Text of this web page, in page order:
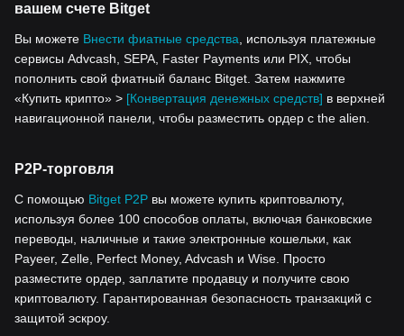
вашем счете Bitget
Вы можете Внести фиатные средства, используя платежные
сервисы Advcash, SEPA, Faster Payments или PIX, чтобы
пополнить свой фиатный баланс Bitget. Затем нажмите
«Купить крипто» > [Конвертация денежных средств] в верхней
навигационной панели, чтобы разместить ордер с the alien.
P2P-торговля
С помощью Bitget P2P вы можете купить криптовалюту,
используя более 100 способов оплаты, включая банковские
переводы, наличные и такие электронные кошельки, как
Payeer, Zelle, Perfect Money, Advcash и Wise. Просто
разместите ордер, заплатите продавцу и получите свою
криптовалюту. Гарантированная безопасность транзакций с
защитой эскроу.